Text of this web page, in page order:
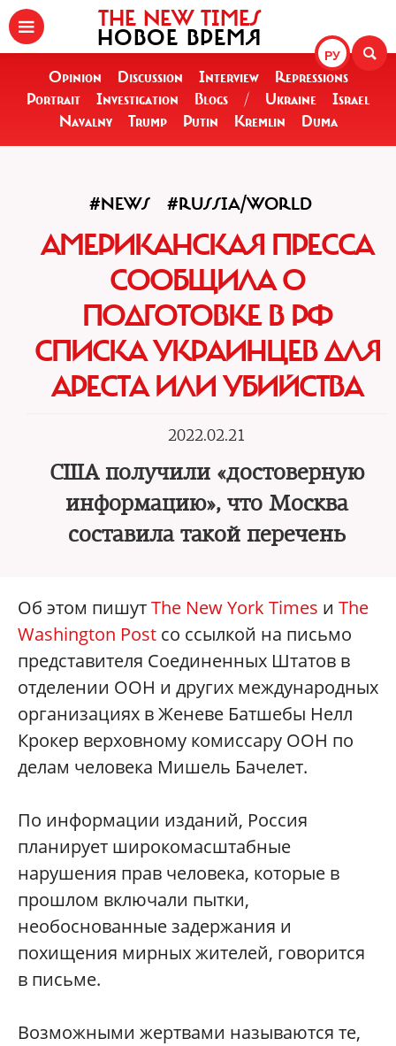
РУ
THE NEW TIMES
НОВОЕ ВРЕМЯ
Opinion Discussion Interview
Repressions
Portrait
Investigation Blogs / Ukraine
Israel
Navalny
Trump Putin Kremlin Duma
#NEWS #RUSSIA/WORLD
АМЕРИКАНСКАЯ ПРЕССА
СООБЩИЛА О
ПОДГОТОВКЕ В РФ
СПИСКА УКРАИНЦЕВ ДЛЯ
АРЕСТА ИЛИ УБИЙСТВА
2022.02.21
США получили «достоверную
информацию», что Москва
составила такой перечень
Об этом пишутThe New York Times и The
Washington Post со ссылкой на письмо
представителя Соединенных Штатов в
отделении ООН и других международных
организациях в Женеве Батшебы Нелл
Крокер верховному комиссару ООН по
делам человека Мишель Бачелет.
По информации изданий, Россия
планирует широкомасштабные
нарушения прав человека, которые в
прошлом включали пытки,
необоснованные задержания и
похищения мирных жителей, говорится
в письме.
Возможными жертвами называются те,